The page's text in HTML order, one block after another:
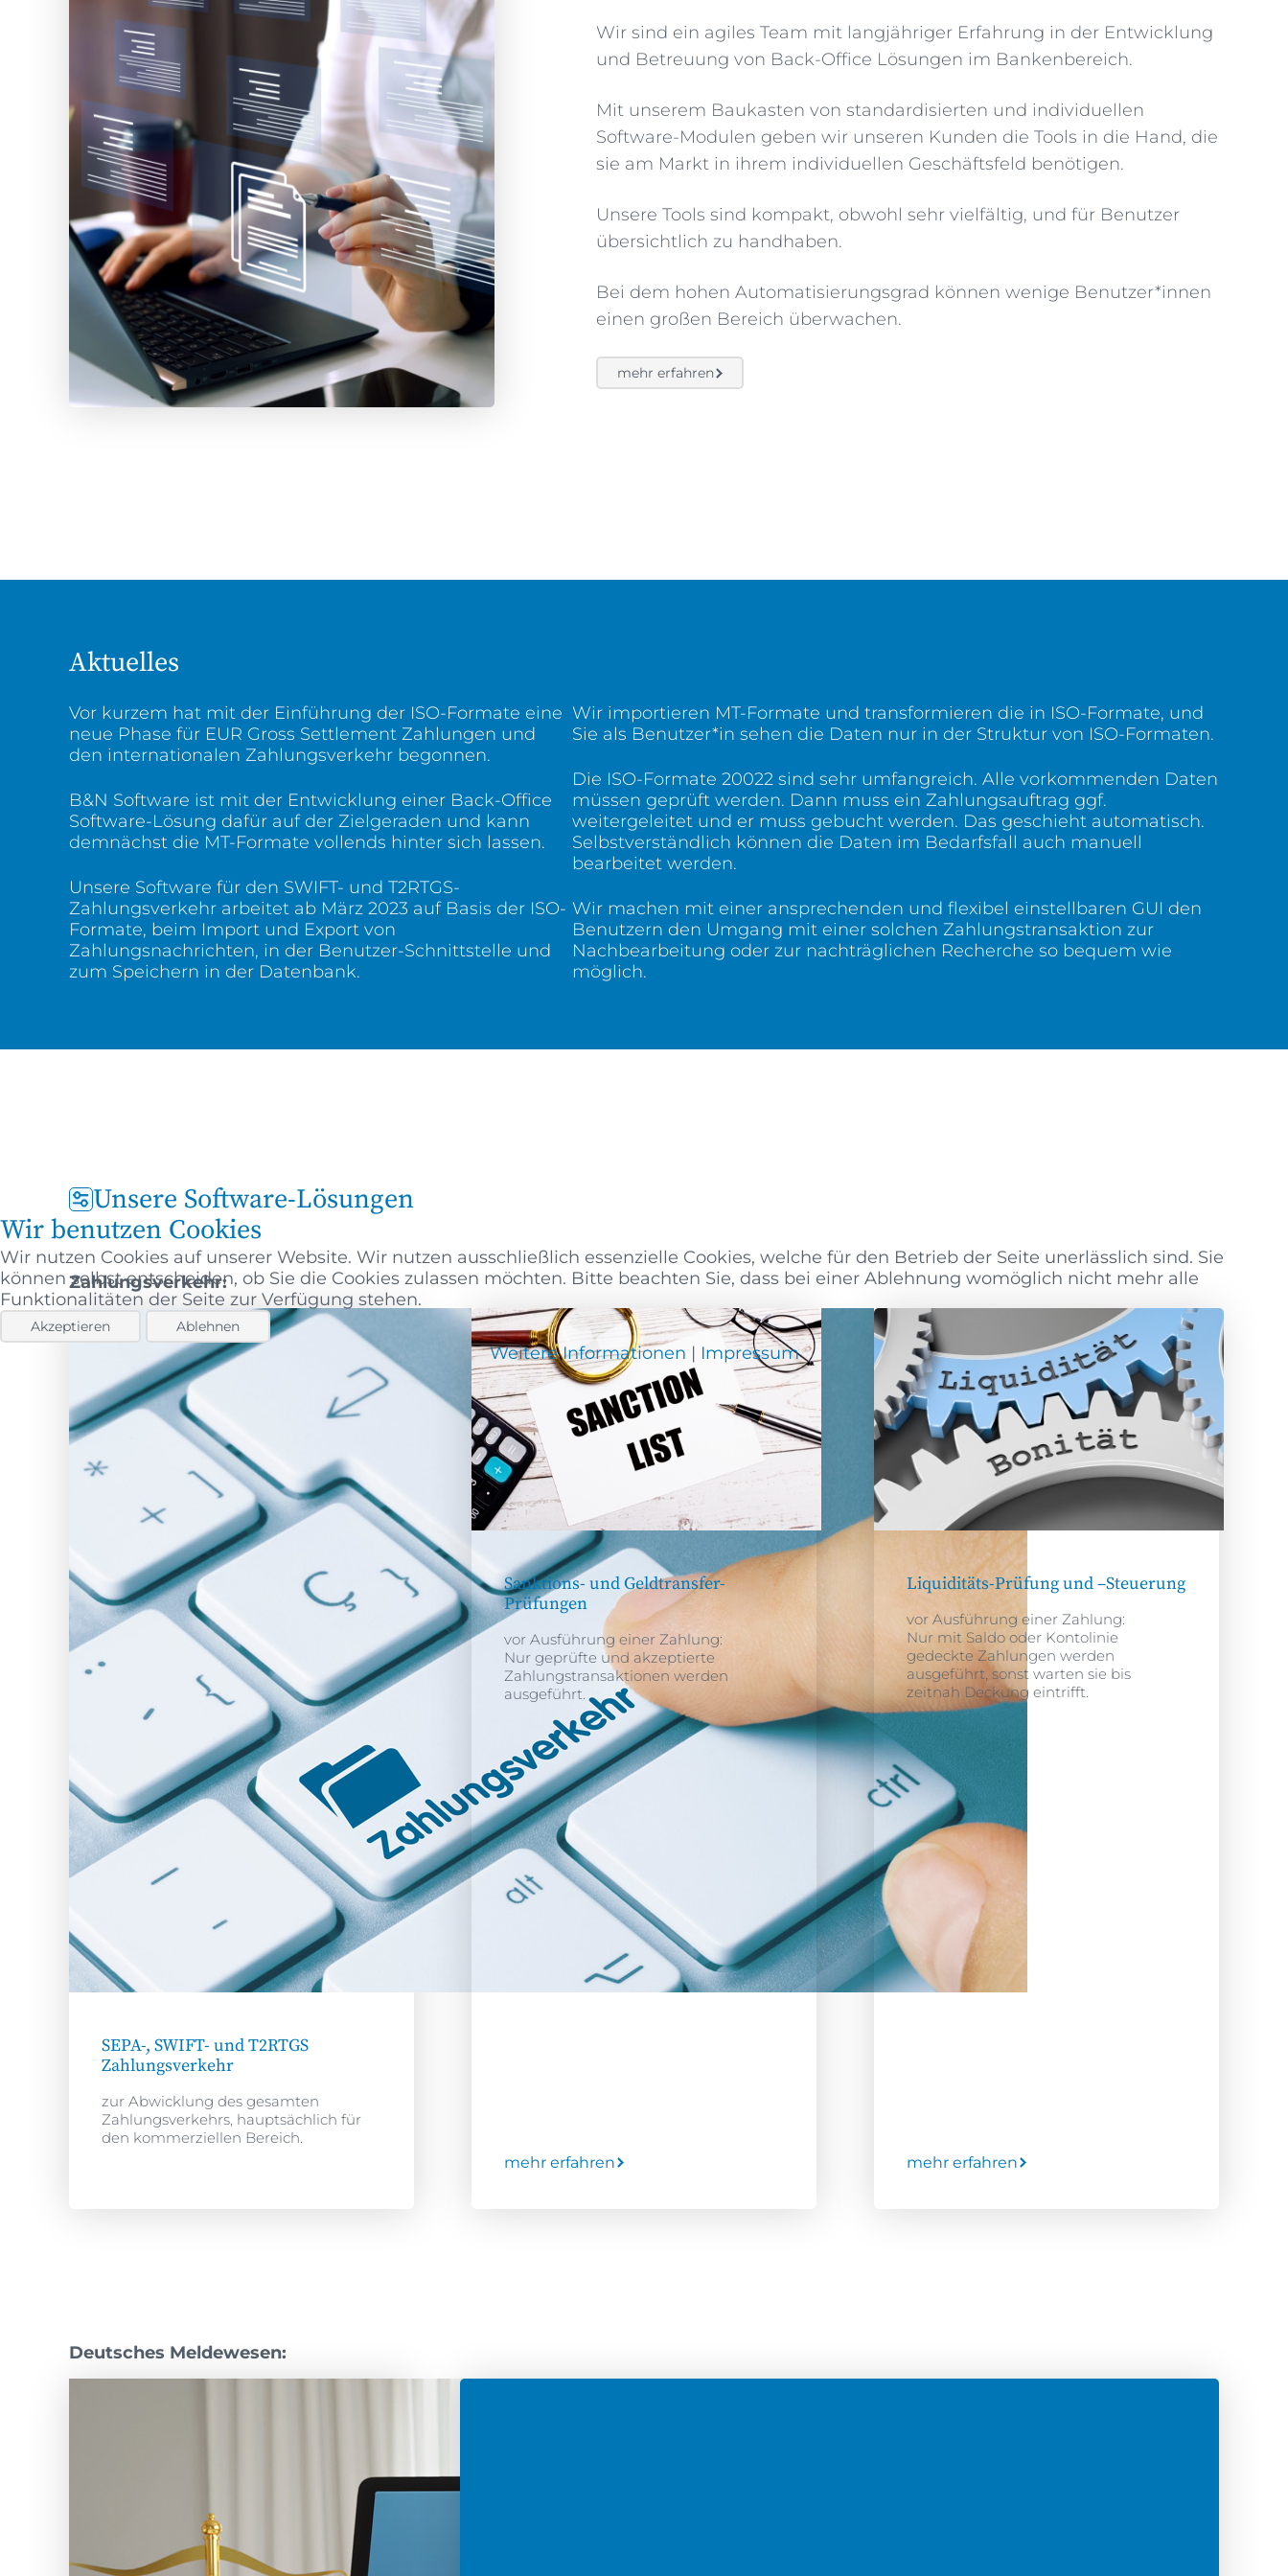
Wir sind ein agiles Team mit langjähriger Erfahrung in der Entwicklung
und Betreuung von Back-Office Lösungen im Bankenbereich.
Mit unserem Baukasten von standardisierten und individuellen
Software-Modulen geben wir unseren Kunden die Tools in die Hand, die
sie am Markt in ihrem individuellen Geschäftsfeld benötigen.
Unsere Tools sind kompakt, obwohl sehr vielfältig, und für Benutzer
übersichtlich zu handhaben.
Bei dem hohen Automatisierungsgrad können wenige Benutzer*innen
einen großen Bereich überwachen.
mehr erfahren
Aktuelles
Vor kurzem hat mit der Einführung der ISO-Formate eine
neue Phase für EUR Gross Settlement Zahlungen und
den internationalen Zahlungsverkehr begonnen.
B&N Software ist mit der Entwicklung einer Back-Office
Software-Lösung dafür auf der Zielgeraden und kann
demnächst die MT-Formate vollends hinter sich lassen.
Unsere Software für den SWIFT- und T2RTGS-
Zahlungsverkehr arbeitet ab März 2023 auf Basis der ISO-
Formate, beim Import und Export von
Zahlungsnachrichten, in der Benutzer-Schnittstelle und
zum Speichern in der Datenbank.
Wir importieren MT-Formate und transformieren die in ISO-Formate, und
Sie als Benutzer*in sehen die Daten nur in der Struktur von ISO-Formaten.
Die ISO-Formate 20022 sind sehr umfangreich. Alle vorkommenden Daten
müssen geprüft werden. Dann muss ein Zahlungsauftrag ggf.
weitergeleitet und er muss gebucht werden. Das geschieht automatisch.
Selbstverständlich können die Daten im Bedarfsfall auch manuell
bearbeitet werden.
Wir machen mit einer ansprechenden und flexibel einstellbaren GUI den
Benutzern den Umgang mit einer solchen Zahlungstransaktion zur
Nachbearbeitung oder zur nachträglichen Recherche so bequem wie
möglich.
Unsere Software-Lösungen
Zahlungsverkehr:
SEPA-, SWIFT- und T2RTGS
Zahlungsverkehr
zur Abwicklung des gesamten
Zahlungsverkehrs, hauptsächlich für
den kommerziellen Bereich.
Sanktions- und Geldtransfer-
Prüfungen
vor Ausführung einer Zahlung:
Nur geprüfte und akzeptierte
Zahlungstransaktionen werden
ausgeführt.
mehr erfahren
Liquiditäts-Prüfung und –Steuerung
vor Ausführung einer Zahlung:
Nur mit Saldo oder Kontolinie
gedeckte Zahlungen werden
ausgeführt, sonst warten sie bis
zeitnah Deckung eintrifft.
mehr erfahren
Deutsches Meldewesen:
Wir benutzen Cookies
Wir nutzen Cookies auf unserer Website. Wir nutzen ausschließlich essenzielle Cookies, welche für den Betrieb der Seite unerlässlich sind. Sie
können selbst entscheiden, ob Sie die Cookies zulassen möchten. Bitte beachten Sie, dass bei einer Ablehnung womöglich nicht mehr alle
Funktionalitäten der Seite zur Verfügung stehen.
Akzeptieren Ablehnen
Weitere Informationen | Impressum